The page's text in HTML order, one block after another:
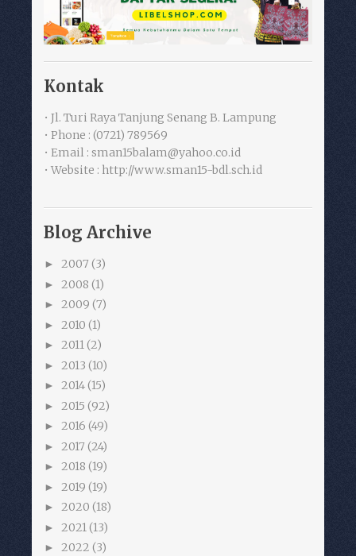
Kontak
• Jl. Turi Raya Tanjung Senang B. Lampung
• Phone : (0721) 789569
• Email : sman15balam@yahoo.co.id
• Website : http://www.sman15-bdl.sch.id
Blog Archive
► 2007 (3)
► 2008 (1)
► 2009 (7)
► 2010 (1)
► 2011(2)
► 2013 (10)
► 2014(15)
► 2015 (92)
► 2016 (49)
► 2017 (24)
► 2018 (19)
► 2019 (19)
► 2020 (18)
► 2021 (13)
► 2022 (3)